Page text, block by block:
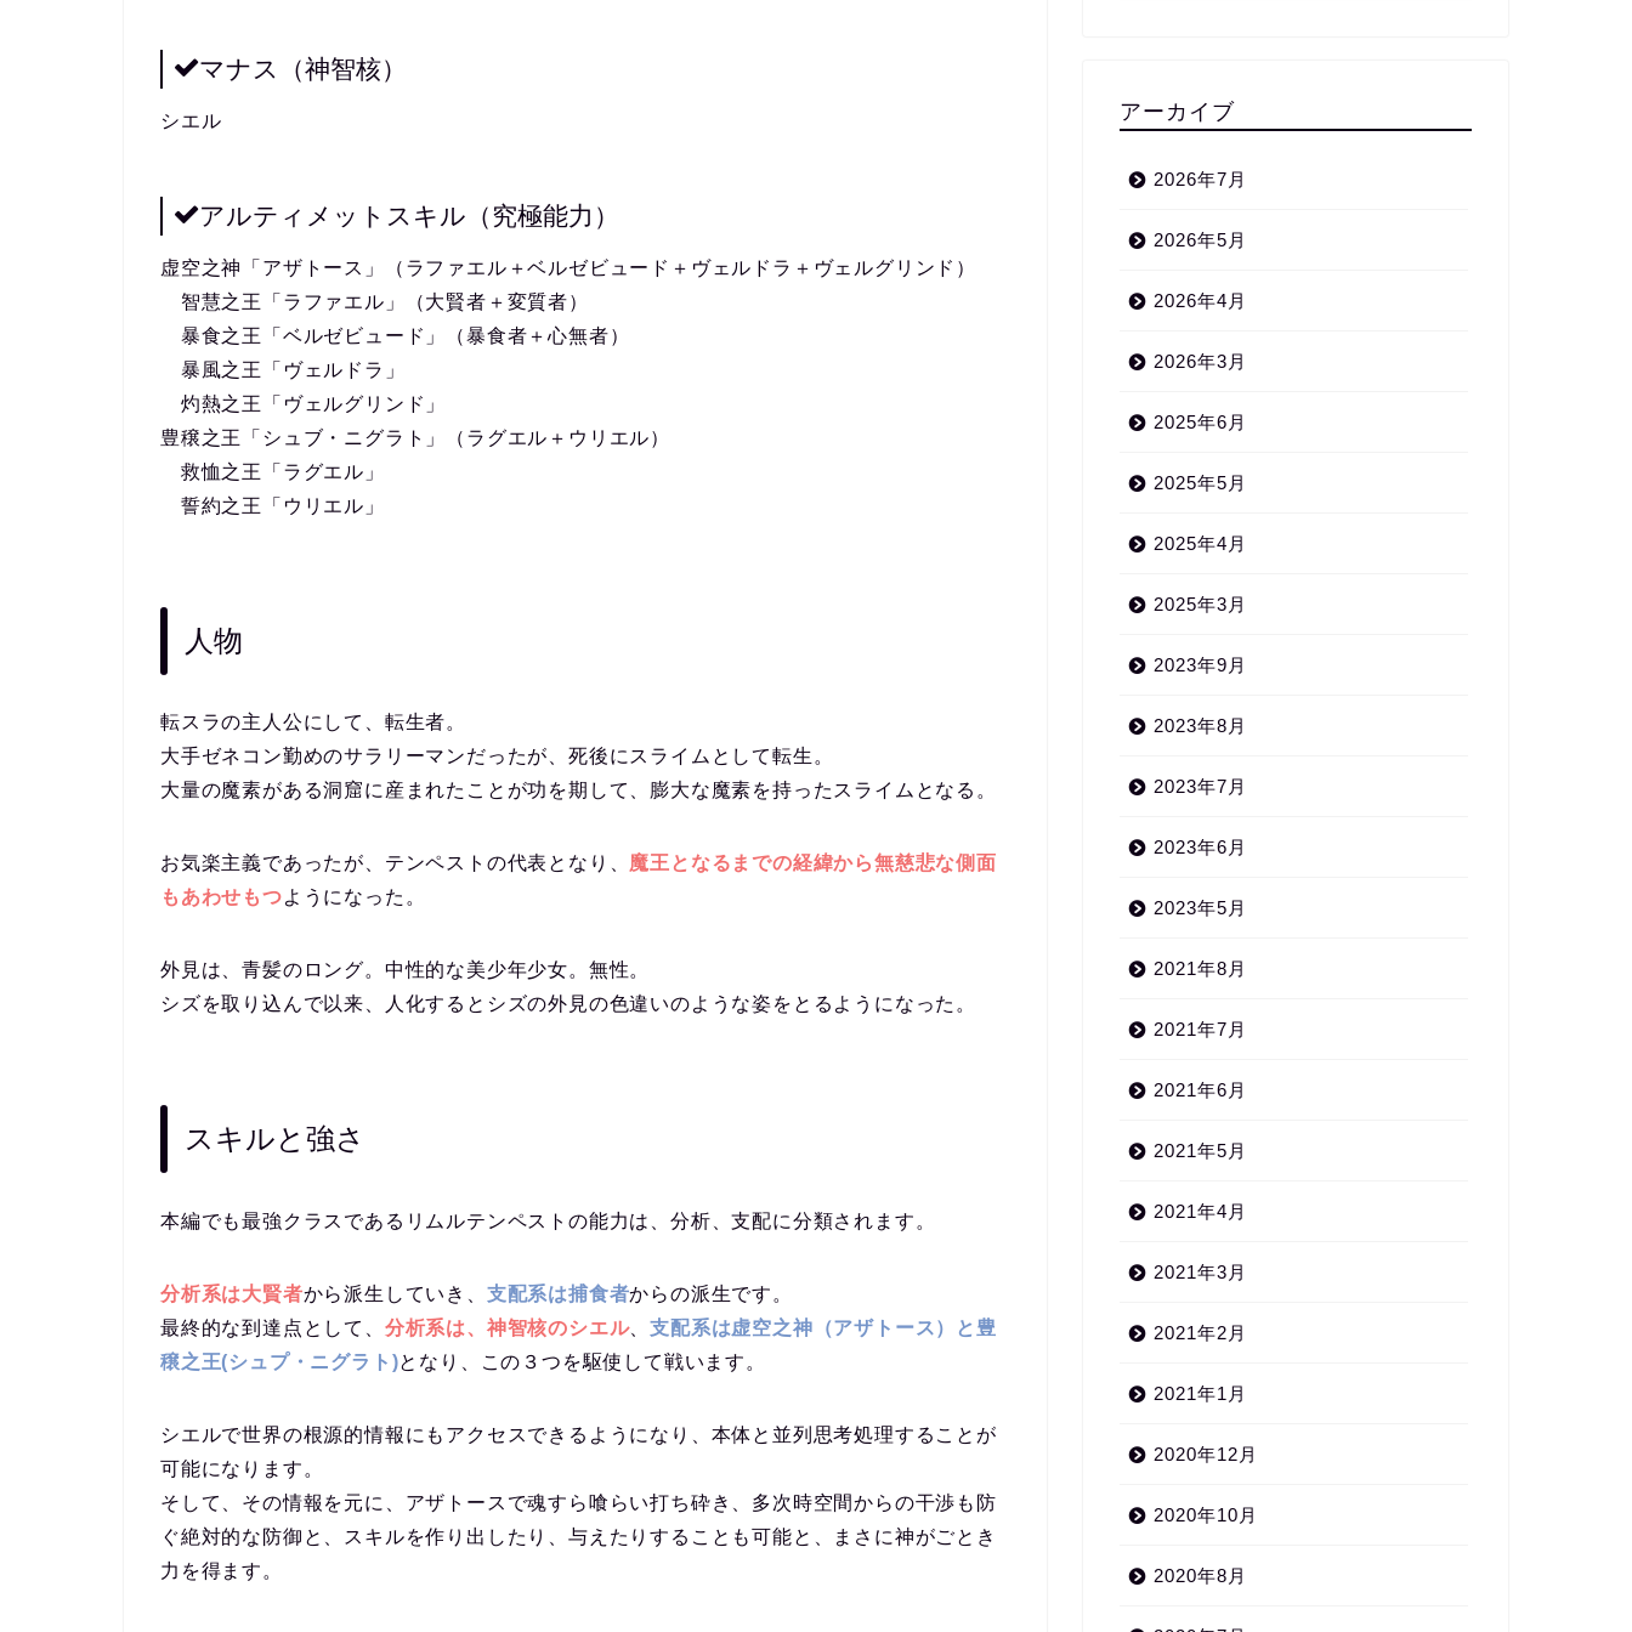
マナス（神智核）
シエル
アルティメットスキル（究極能力）
虚空之神「アザトース」（ラファエル＋ベルゼビュード＋ヴェルドラ＋ヴェルグリンド）
智慧之王「ラファエル」（大賢者＋変質者）
暴食之王「ベルゼビュード」（暴食者＋心無者）
暴風之王「ヴェルドラ」
灼熱之王「ヴェルグリンド」
豊穣之王「シュブ・ニグラト」（ラグエル＋ウリエル）
救恤之王「ラグエル」
誓約之王「ウリエル」
人物
転スラの主人公にして、転生者。
大手ゼネコン勤めのサラリーマンだったが、死後にスライムとして転生。
大量の魔素がある洞窟に産まれたことが功を期して、膨大な魔素を持ったスライムとなる。
お気楽主義であったが、テンペストの代表となり、 魔王となるまでの経緯から無慈悲な側面
もあわせもつようになった。
外見は、青髪のロング。中性的な美少年少女。無性。
シズを取り込んで以来、人化するとシズの外見の色違いのような姿をとるようになった。
スキルと強さ
本編でも最強クラスであるリムルテンペストの能力は、分析、支配に分類されます。
分析系は大賢者から派生していき、 支配系は捕食者からの派生です。
最終的な到達点として、 分析系は、神智核のシエル、支配系は虚空之神（アザトース）と豊
穣之王(シュプ・ニグラト)となり、この３つを駆使して戦います。
シエルで世界の根源的情報にもアクセスできるようになり、本体と並列思考処理することが
可能になります。
そして、その情報を元に、アザトースで魂すら喰らい打ち砕き、多次時空間からの干渉も防
ぐ絶対的な防御と、スキルを作り出したり、与えたりすることも可能と、まさに神がごとき
力を得ます。
アーカイブ
2026年7月
2026年5月
2026年4月
2026年3月
2025年6月
2025年5月
2025年4月
2025年3月
2023年9月
2023年8月
2023年7月
2023年6月
2023年5月
2021年8月
2021年7月
2021年6月
2021年5月
2021年4月
2021年3月
2021年2月
2021年1月
2020年12月
2020年10月
2020年8月